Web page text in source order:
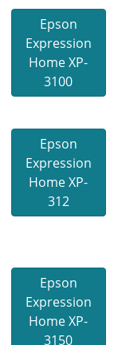
Epson
Expression
Home XP-
3100
Epson
Expression
Home XP-
312
Epson
Expression
Home XP-
3150